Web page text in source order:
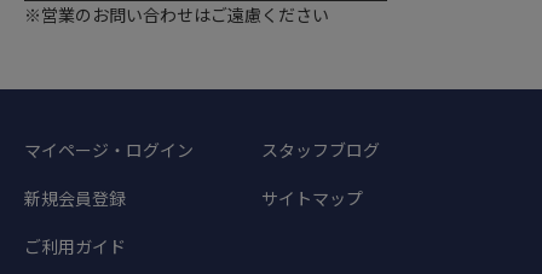
※営業のお問い合わせはご遠慮ください
マイページ・ログイン
新規会員登録
ご利用ガイド
スタッフブログ
サイトマップ